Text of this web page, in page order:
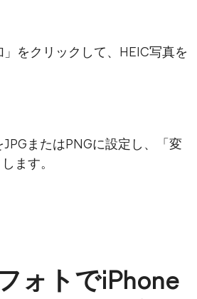
」をクリックして、HEIC写真を
またはPNGに設定し、「変
ます。
ォトでiPhone